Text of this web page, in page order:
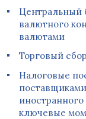
Центральный
валютного
валютами
Торговый
Налоговые
иностранного
ключевые